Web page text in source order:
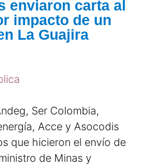
enviaron carta al
impacto de un
La Guajira
Ser Colombia,
Acce y Asocodis
que hicieron el envío de
de Minas y